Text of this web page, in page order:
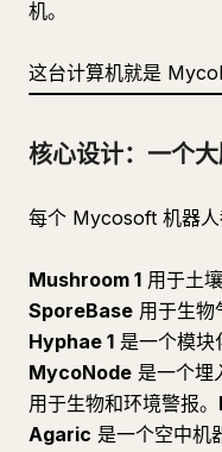
机。
这台计算机就是
核心设计：一个
每个 Mycosoft 机器人
Mushroom 1 用于土
SporeBase 用于生物
Hyphae 1 是一个模块
MycoNode 是一个埋
用于生物和环境警报。
Agaric 是一个空中机